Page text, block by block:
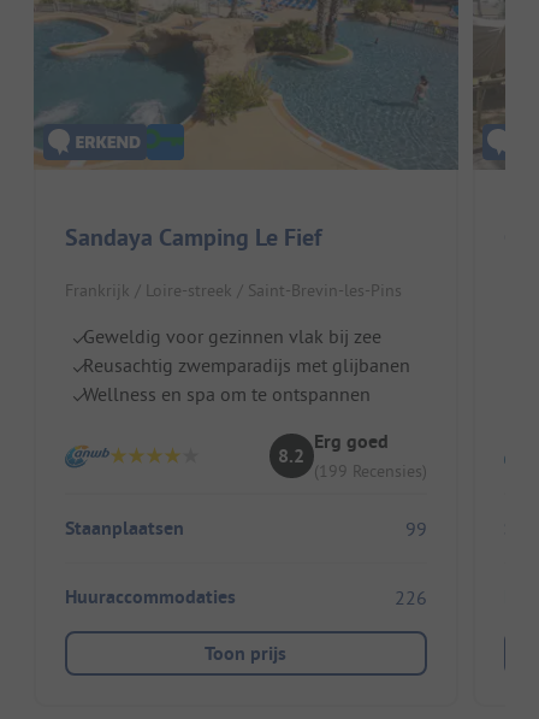
Sandaya Camping Le Fief
Frankrijk / Loire-streek / Saint-Brevin-les-Pins
Geweldig voor gezinnen vlak bij zee
Reusachtig zwemparadijs met glijbanen
Wellness en spa om te ontspannen
8.2
Erg goed
(199 Recensies)
Staanplaatsen 99
Huuraccommodaties 226
Toon prijs